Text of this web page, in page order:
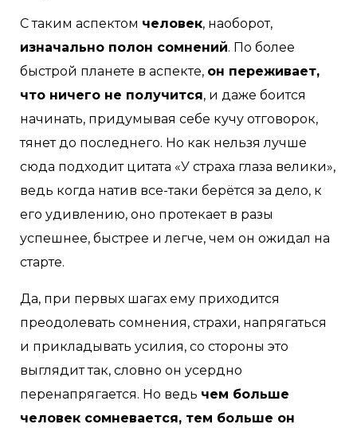
С таким аспектом человек, наоборот,
изначально полон сомнений. По более
быстрой планете в аспекте, он переживает,
что ничего не получится, и даже боится
начинать, придумывая себе кучу отговорок,
тянет до последнего. Но как нельзя лучше
сюда подходит цитата «У страха глаза велики»,
ведь когда натив все-таки берётся за дело, к
его удивлению, оно протекает в разы
успешнее, быстрее и легче, чем он ожидал на
старте.
Да, при первых шагах ему приходится
преодолевать сомнения, страхи, напрягаться
и прикладывать усилия, со стороны это
выглядит так, словно он усердно
перенапрягается. Но ведь чем больше
человек сомневается, тем больше он